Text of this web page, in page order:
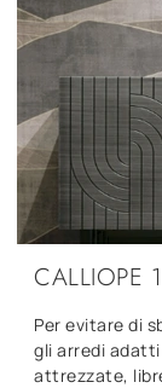
CALLIOPE
Per evitare di
gli arredi
attrezzate,